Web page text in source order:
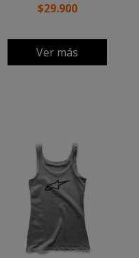
$29.900
Ver más